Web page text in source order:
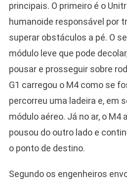
principais. O primeiro é o
humanoide responsável por
superar obstáculos a pé. O
módulo leve que pode
pousar e prosseguir sobre
G1 carregou o M4 como se
percorreu uma ladeira e, em
módulo aéreo. Já no ar, o M4
pousou do outro lado e
o ponto de destino.
Segundo os engenheiros